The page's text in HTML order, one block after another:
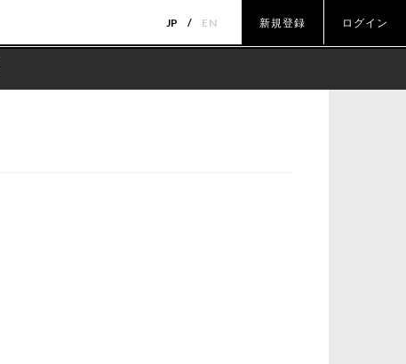
JP EN 新規登録 ログイン